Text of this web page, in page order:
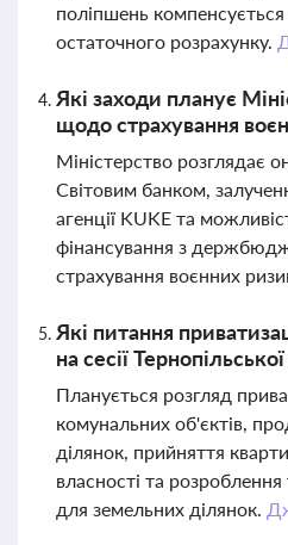
поліпшень
остаточного розрахунку.
Які заходи планує
щодо страхування
Міністерство розглядає
Світовим банком,
агенції KUKE та
фінансування з
страхування воєнних
Які питання
на сесії
Планується розгляд
комунальних об'єктів,
ділянок, прийняття
власності та розроблення
для земельних ділянок.